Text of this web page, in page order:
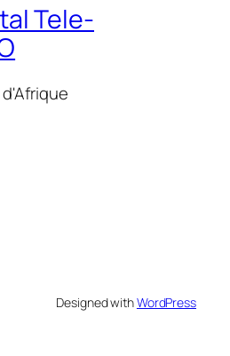
Tele-
d'Afrique
Designed withWordPress